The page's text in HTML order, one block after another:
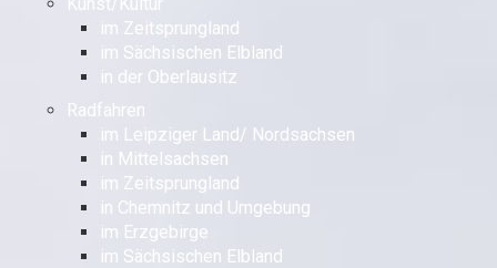
im Zeitsprungland
im Sächsischen Elbland
in der Oberlausitz
Radfahren
im Leipziger Land/ Nordsachsen
in Mittelsachsen
im Zeitsprungland
in Chemnitz und Umgebung
im Erzgebirge
im Sächsischen Elbland